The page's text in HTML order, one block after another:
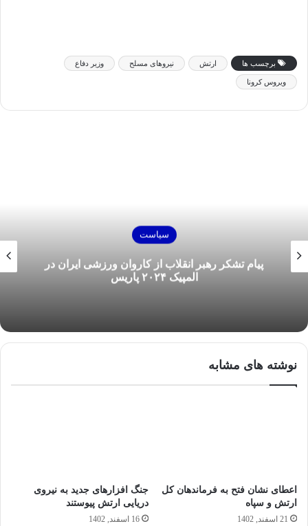
برچسب ها ارتش نیروهای مسلح وزیر دفاع
ویروس کرونا
سیاست
پیام تشکر رهبر انقلاب از کاروان ورزشی ایران در
المپیک ۲۰۲۴ پاریس
نوشته های مشابه
اعطای نشان فتح به فرماندهان کل
ارتش و سپاه
21 اسفند, 1402
جنگ افزارهای جدید به نیروی
دریایی ارتش پیوستند
16 اسفند, 1402